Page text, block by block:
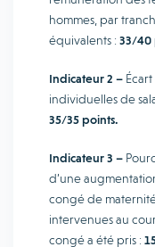
hommes, par
équivalents : 33/40
Indicateur 2 –
individuelles de
35/35 points.
Indicateur 3 –
d’une
congé de
intervenues au
congé a été pris :